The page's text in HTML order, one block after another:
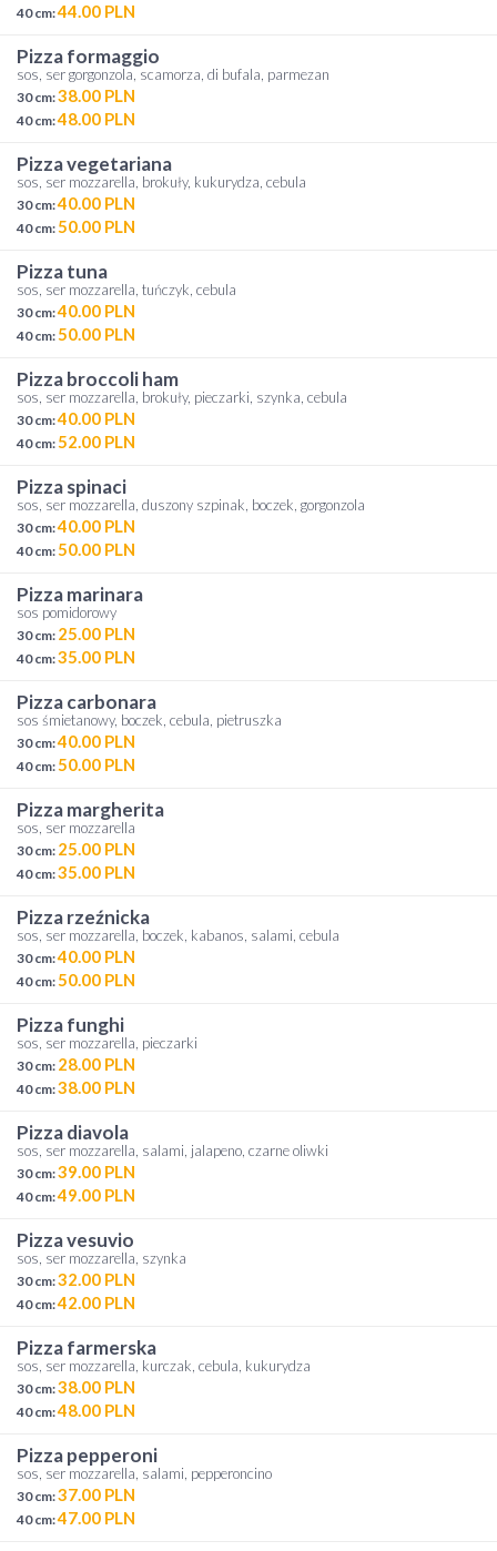
40 cm:44.00 PLN
pizza formaggio
sos, ser gorgonzola, scamorza, di bufala, parmezan
30 cm:38.00 PLN
40 cm:48.00 PLN
pizza vegetariana
sos, ser mozzarella, brokuły, kukurydza, cebula
30 cm:40.00 PLN
40 cm:50.00 PLN
pizza tuna
sos, ser mozzarella, tuńczyk, cebula
30 cm:40.00 PLN
40 cm:50.00 PLN
pizza broccoli ham
sos, ser mozzarella, brokuły, pieczarki, szynka, cebula
30 cm:40.00 PLN
40 cm:52.00 PLN
pizza spinaci
sos, ser mozzarella, duszony szpinak, boczek, gorgonzola
30 cm:40.00 PLN
40 cm:50.00 PLN
pizza marinara
sos pomidorowy
30 cm: 25.00 PLN
40 cm:35.00 PLN
pizza carbonara
sos śmietanowy, boczek, cebula, pietruszka
30 cm:40.00 PLN
40 cm:50.00 PLN
pizza margherita
sos, ser mozzarella
30 cm: 25.00 PLN
40 cm:35.00 PLN
pizza rzeźnicka
sos, ser mozzarella, boczek, kabanos, salami, cebula
30 cm:40.00 PLN
40 cm:50.00 PLN
pizza funghi
sos, ser mozzarella, pieczarki
30 cm: 28.00 PLN
40 cm:38.00 PLN
pizza diavola
sos, ser mozzarella, salami, jalapeno, czarne oliwki
30 cm:39.00 PLN
40 cm:49.00 PLN
pizza vesuvio
sos, ser mozzarella, szynka
30 cm:32.00 PLN
40 cm:42.00 PLN
pizza farmerska
sos, ser mozzarella, kurczak, cebula, kukurydza
30 cm:38.00 PLN
40 cm:48.00 PLN
pizza pepperoni
sos, ser mozzarella, salami, pepperoncino
30 cm:37.00 PLN
40 cm:47.00 PLN